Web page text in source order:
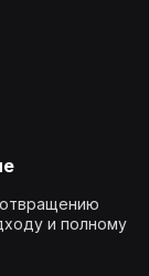
и полному